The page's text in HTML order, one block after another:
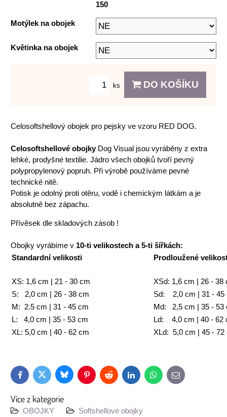
150
Motýlek na obojek
Květinka na obojek
ks DO KOŠÍKU
Celosoftshellový obojek pro pejsky ve vzoru RED DOG.
Celosoftshellové obojky Dog Visual jsou vyráběny z extra
lehké, prodyšné textilie. Jádro všech obojků tvoří pevný
polypropylenový popruh. Při výrobě používáme pevné
technické nitě.
Potisk je odolný proti otěru, vodě i chemickým látkám a je
absolutně bez zápachu.
Přívěsek dle skladových zásob !
Obojky vyrábíme v 10-ti velikostech a 5-ti šířkách:
Standardní velikosti
Prodloužené
XS: 1,6 cm | 21 - 30 cm
XSd: 1,6 cm | 26 - 38
S: 2,0 cm | 26 - 38 cm
Sd: 2,0 cm | 31 - 45
M: 2.5 cm | 31 - 45 cm
Md: 2,5 cm | 35 - 53
L: 4,0 cm | 35 - 53 cm
Ld: 4,0 cm | 40 - 62
XL: 5,0 cm | 40 - 62 cm
XLd: 5,0 cm | 45 - 72
FacebookTwitter BlueskyPinterestReddit LinkedInWhatsApp
E-
mail
Více z kategorie
OBOJKY Softshellové obojky